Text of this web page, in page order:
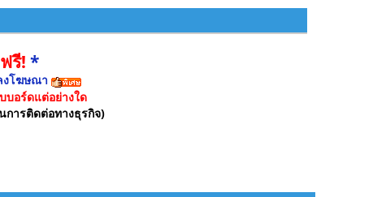
ฟรี! *
งโฆษณา
บอร์ดแต่อย่างใด
ารติดต่อทางธุรกิจ)